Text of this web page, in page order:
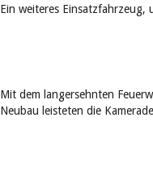
Ein weiteres Einsatzfahrzeug,
Mit dem langersehnten
Neubau leisteten die